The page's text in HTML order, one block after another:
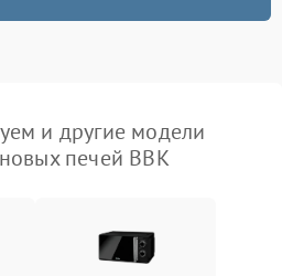
и другие модели
печей BBK